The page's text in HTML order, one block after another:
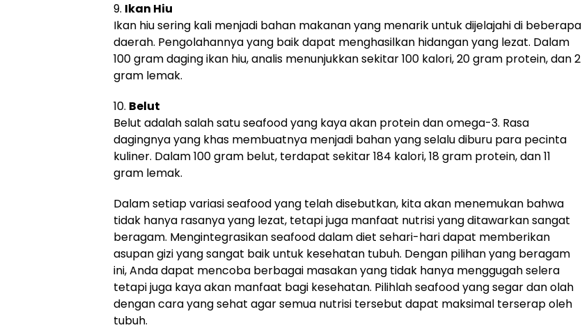
9. Ikan Hiu
Ikan hiu sering kali menjadi bahan makanan yang menarik untuk dijelajahi di beberapa
daerah. Pengolahannya yang baik dapat menghasilkan hidangan yang lezat. Dalam
100 gram daging ikan hiu, analis menunjukkan sekitar 100 kalori, 20 gram protein, dan 2
gram lemak.
10. Belut
Belut adalah salah satu seafood yang kaya akan protein dan omega-3. Rasa
dagingnya yang khas membuatnya menjadi bahan yang selalu diburu para pecinta
kuliner. Dalam 100 gram belut, terdapat sekitar 184 kalori, 18 gram protein, dan 11
gram lemak.
Dalam setiap variasi seafood yang telah disebutkan, kita akan menemukan bahwa
tidak hanya rasanya yang lezat, tetapi juga manfaat nutrisi yang ditawarkan sangat
beragam. Mengintegrasikan seafood dalam diet sehari-hari dapat memberikan
asupan gizi yang sangat baik untuk kesehatan tubuh. Dengan pilihan yang beragam
ini, Anda dapat mencoba berbagai masakan yang tidak hanya menggugah selera
tetapi juga kaya akan manfaat bagi kesehatan. Pilihlah seafood yang segar dan olah
dengan cara yang sehat agar semua nutrisi tersebut dapat maksimal terserap oleh
tubuh.